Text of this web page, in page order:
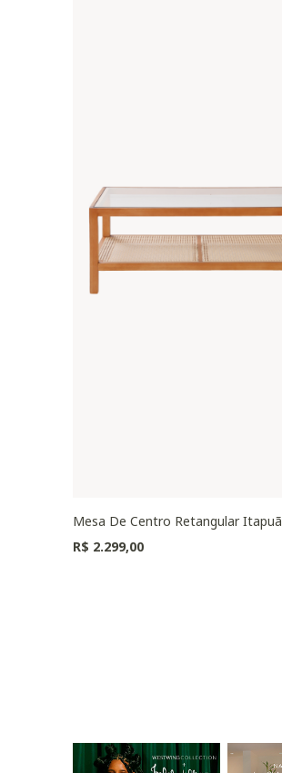
Mesa De Centro Retangular Itapuã
R$ 2.299,00